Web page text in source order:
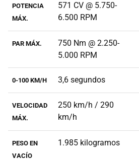
POTENCIA
MÁX.
571 CV @ 5.750-
6.500 RPM
PAR MÁX.
750 Nm @ 2.250-
5.000 RPM
0-100 KM/H 3,6 segundos
VELOCIDAD
MÁX.
250 km/h / 290
km/h
PESO EN
VACÍO
1.985 kilogramos